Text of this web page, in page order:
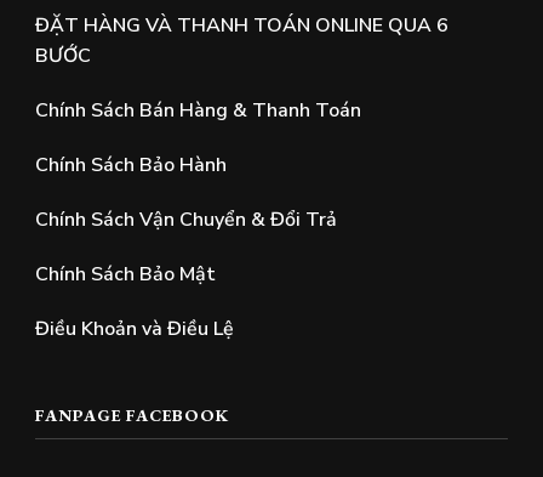
ĐẶT HÀNG VÀ THANH TOÁN ONLINE QUA 6
BƯỚC
Chính Sách Bán Hàng & Thanh Toán
Chính Sách Bảo Hành
Chính Sách Vận Chuyển & Đổi Trả
Chính Sách Bảo Mật
Điều Khoản và Điều Lệ
FANPAGE FACEBOOK